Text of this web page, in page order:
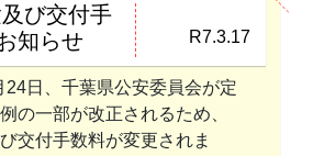
び交付手
知らせ
R7.3.17
日、千葉県公安委員会が定
の一部が改正されるため、
交付手数料が変更されま